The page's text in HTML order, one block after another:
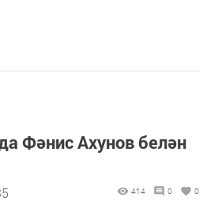
Фәнис Ахунов белән
414 0 0